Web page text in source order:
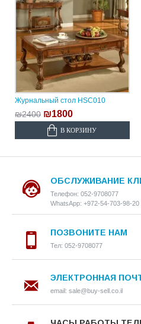
Журнальный стол HSC010
₪2400 ₪1800
В КОРЗИНУ
ОБСЛУЖИВАНИЕ
Телефон: 052-9708077
WhatsApp: +972-54-703-98-20
ПОЗВОНИТЕ НАМ
Тел: 052-9708077
ЭЛЕКТРОННАЯ
email: sale@buy-sell.co.il